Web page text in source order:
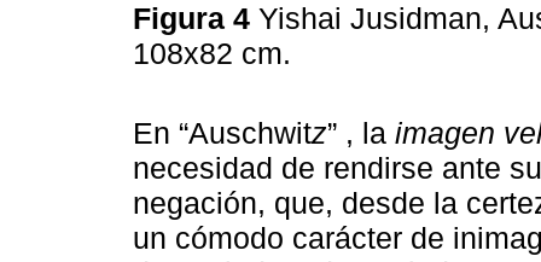
Figura 4 Yishai Jusidman,
108x82 cm.
En “Auschwitz” , la imagen
necesidad de rendirse ante
negación, que, desde la
un cómodo carácter de